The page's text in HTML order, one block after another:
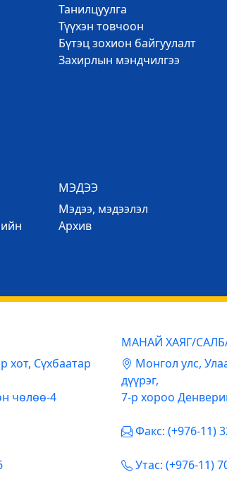
Танилцуулга
Түүхэн товчоон
Бүтэц зохион байгуулалт
Захирлын мэндчилгээ
МЭДЭЭ
Mэдээ, мэдээлэл
Архив
хот, Сүхбаатар
чөлөө-4
МАНАЙ ХАЯГ/
Mонгол улс,
дүүрэг,
7-р хороо
Факс: (+976-11)
Утас: (+976-11)